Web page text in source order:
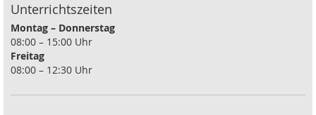
Unterrichtszeiten
Montag – Donnerstag
08:00 – 15:00 Uhr
Freitag
08:00 – 12:30 Uhr